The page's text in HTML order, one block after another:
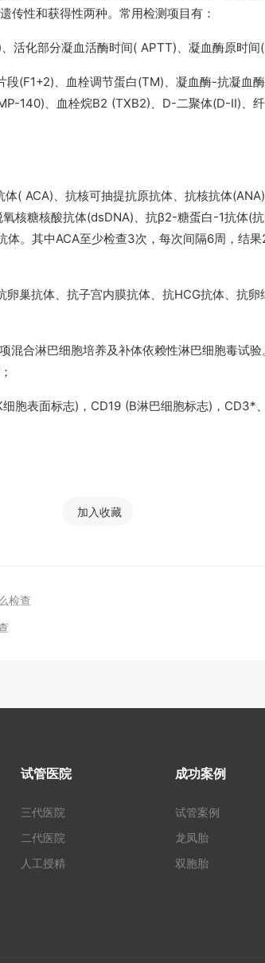
传性和获得性两种。常用检测项目有：
活化部分凝血活酶时间( APTT)、凝血酶原时间
段(F1+2)、血栓调节蛋白(TM)、凝血酶-抗凝血
140)、血栓烷B2 (TXB2)、D-二聚体(D-II)、
( ACA)、抗核可抽提抗原抗体、抗核抗体(ANA)
核糖核酸抗体(dsDNA)、抗β2-糖蛋白-1抗体(
体。其中ACA至少检查3次，每次间隔6周，结
巢抗体、抗子宫内膜抗体、抗HCG抗体、抗
混合淋巴细胞培养及补体依赖性淋巴细胞毒试
胞表面标志)，CD19 (B淋巴细胞标志)，
加入收藏
检查
试管医院
三代医院
二代医院
人工授精
成功案例
试管案例
龙凤胎
双胞胎